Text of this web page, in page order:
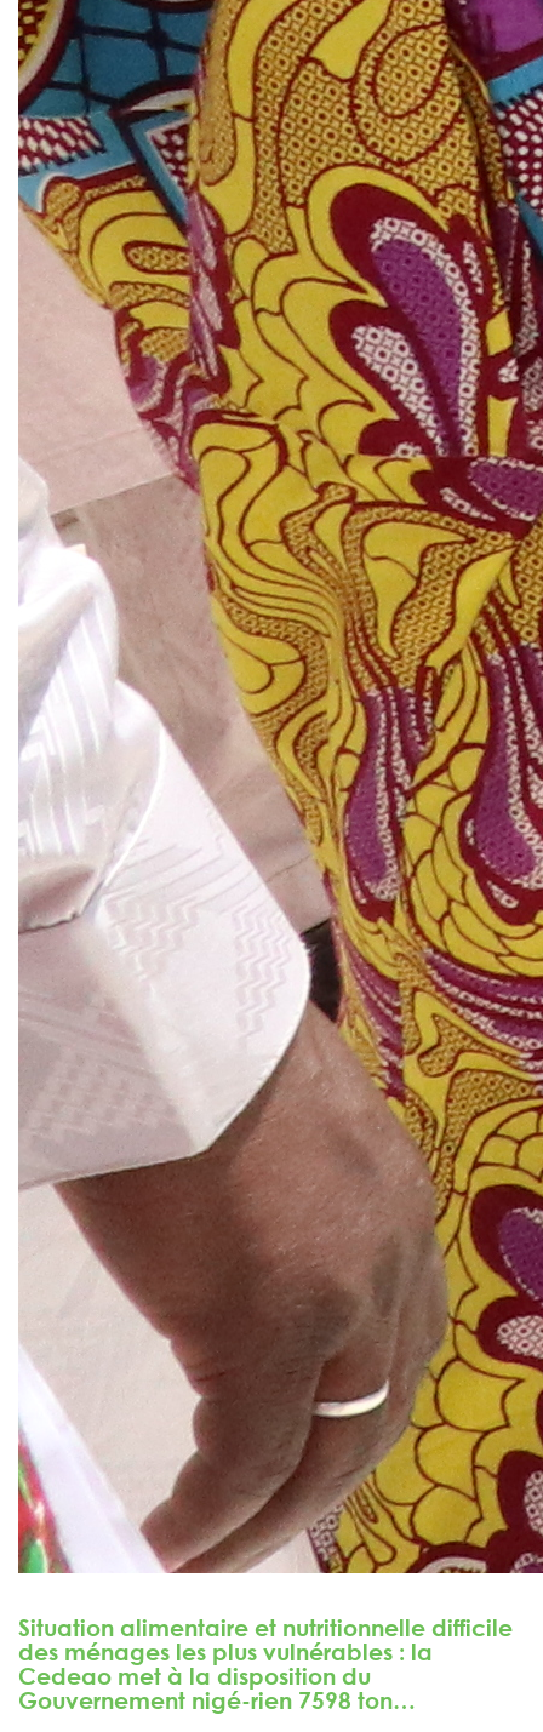
Situation alimentaire et nutritionnelle difficile
des ménages les plus vulnérables : la
Cedeao met à la disposition du
Gouvernement nigé-rien 7598 ton…